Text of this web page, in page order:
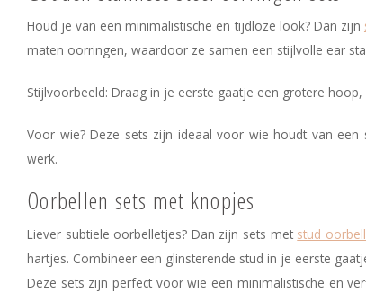
Houd je van een minimalistische en tijdloze look? Dan zijn
maten oorringen, waardoor ze samen een stijlvolle ear
Stijlvoorbeeld: Draag in je eerste gaatje een grotere
Voor wie? Deze sets zijn ideaal voor wie houdt van
werk.
Oorbellen sets met knopjes
Liever subtiele oorbelletjes? Dan zijn sets met stud
hartjes. Combineer een glinsterende stud in je eerste
Deze sets zijn perfect voor wie een minimalistische en